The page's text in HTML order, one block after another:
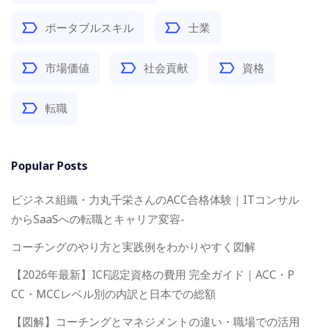
ポータブルスキル 士業
市場価値 社会貢献 資格
転職
Popular Posts
ビジネス組織・力丸千栄さんのACC合格体験｜ITコンサル
からSaaSへの転職とキャリア変容-
コーチングのやり方と実践例をわかりやすく図解
【2026年最新】ICF認定資格の費用 完全ガイド｜ACC・P
CC・MCCレベル別の内訳と日本での総額
【図解】コーチングとマネジメントの違い・職場での活用